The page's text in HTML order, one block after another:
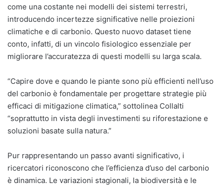
come una costante nei modelli dei sistemi terrestri,
introducendo incertezze significative nelle proiezioni
climatiche e di carbonio. Questo nuovo dataset tiene
conto, infatti, di un vincolo fisiologico essenziale per
migliorare l’accuratezza di questi modelli su larga scala.
“Capire dove e quando le piante sono più efficienti nell’uso
del carbonio è fondamentale per progettare strategie più
efficaci di mitigazione climatica,” sottolinea Collalti
“soprattutto in vista degli investimenti su riforestazione e
soluzioni basate sulla natura.”
Pur rappresentando un passo avanti significativo, i
ricercatori riconoscono che l’efficienza d’uso del carbonio
è dinamica. Le variazioni stagionali, la biodiversità e le